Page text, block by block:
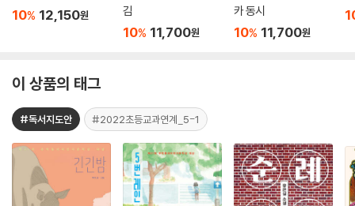
10% 12,150원
김
10% 11,700원
카 동시
10% 11,700원
이 상품의 태그
#독서지도안 #2022초등교과연계_5-1